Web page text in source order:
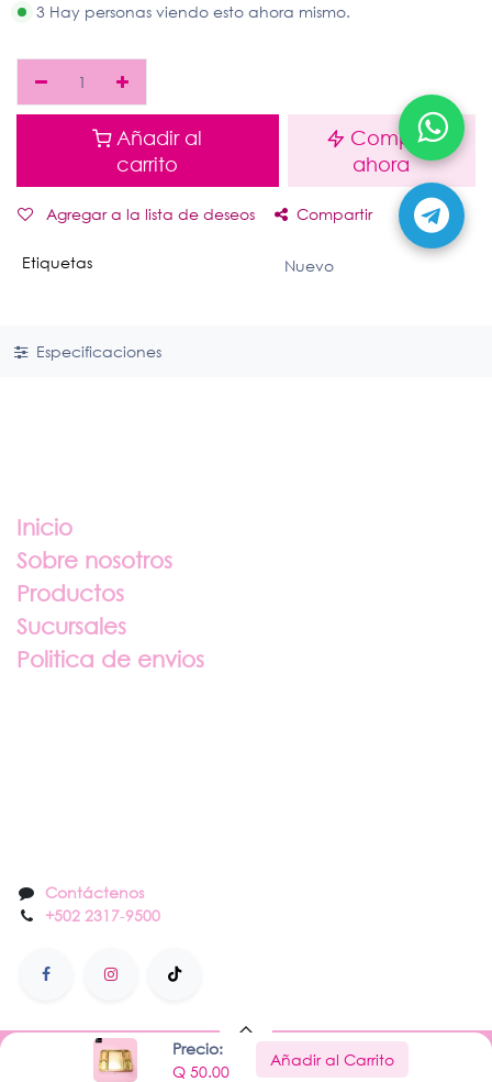
Precio:
Q 50.00
Añadir al Carrito
3 Hay personas viendo esto ahora mismo.
Añadir al
carrito
Comprar
ahora
Agregar a la lista de deseos Compartir
Etiquetas Nuevo
Especificaciones
Inicio
Sobre nosotros
Productos
Sucursales
Politica de envios
Contáctenos
+502 2317-9500
Hecho con
por Nail Center